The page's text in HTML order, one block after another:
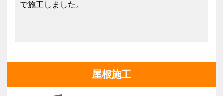
で施工しました。
屋根施工